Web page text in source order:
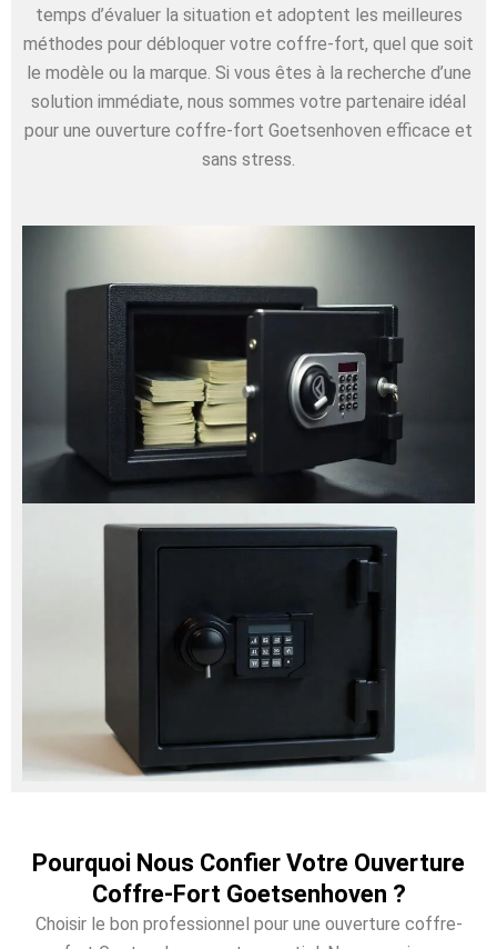
temps d’évaluer la situation et adoptent les meilleures
méthodes pour débloquer votre coffre-fort, quel que soit
le modèle ou la marque. Si vous êtes à la recherche d’une
solution immédiate, nous sommes votre partenaire idéal
pour une ouverture coffre-fort Goetsenhoven efficace et
sans stress.
Pourquoi Nous Confier Votre Ouverture
Coffre-Fort Goetsenhoven ?
Choisir le bon professionnel pour une ouverture coffre-